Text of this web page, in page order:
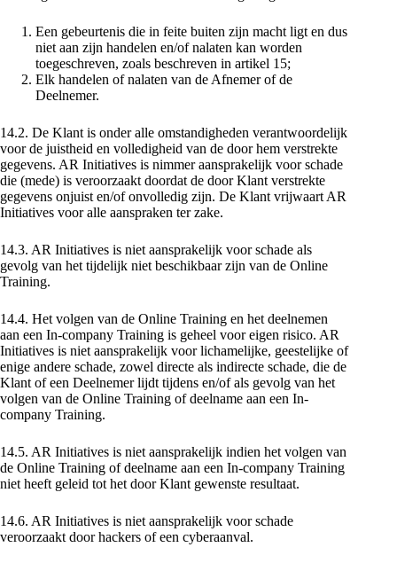
Een gebeurtenis die in feite buiten zijn macht ligt en dus
niet aan zijn handelen en/of nalaten kan worden
toegeschreven, zoals beschreven in artikel 15;
Elk handelen of nalaten van de Afnemer of de
Deelnemer.
14.2. De Klant is onder alle omstandigheden verantwoordelijk
voor de juistheid en volledigheid van de door hem verstrekte
gegevens. AR Initiatives is nimmer aansprakelijk voor schade
die (mede) is veroorzaakt doordat de door Klant verstrekte
gegevens onjuist en/of onvolledig zijn. De Klant vrijwaart AR
Initiatives voor alle aanspraken ter zake.
14.3. AR Initiatives is niet aansprakelijk voor schade als
gevolg van het tijdelijk niet beschikbaar zijn van de Online
Training.
14.4. Het volgen van de Online Training en het deelnemen
aan een In-company Training is geheel voor eigen risico. AR
Initiatives is niet aansprakelijk voor lichamelijke, geestelijke of
enige andere schade, zowel directe als indirecte schade, die de
Klant of een Deelnemer lijdt tijdens en/of als gevolg van het
volgen van de Online Training of deelname aan een In-
company Training.
14.5. AR Initiatives is niet aansprakelijk indien het volgen van
de Online Training of deelname aan een In-company Training
niet heeft geleid tot het door Klant gewenste resultaat.
14.6. AR Initiatives is niet aansprakelijk voor schade
veroorzaakt door hackers of een cyberaanval.